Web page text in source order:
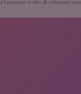
43personen vinden dit onderwerp